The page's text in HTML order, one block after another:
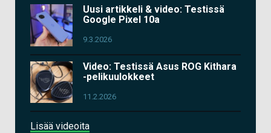
Uusi artikkeli & video: Testissä
Google Pixel 10a
9.3.2026
Video: Testissä Asus ROG Kithara
-pelikuulokkeet
11.2.2026
Lisää videoita